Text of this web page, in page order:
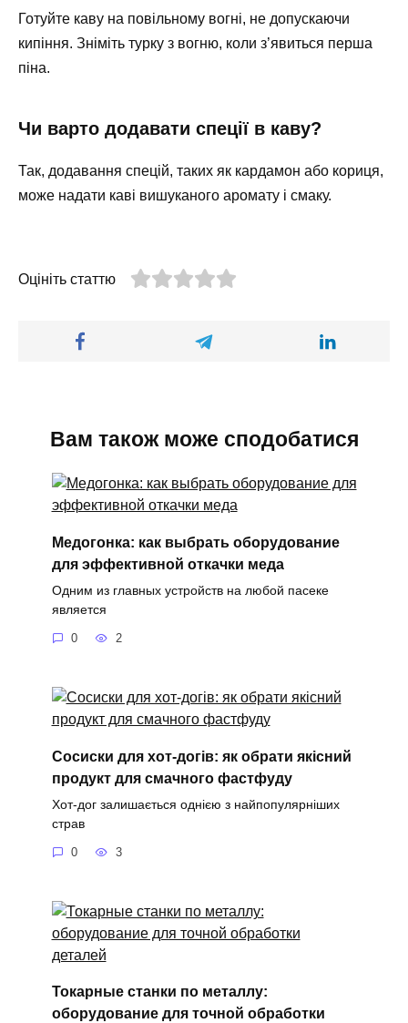
Готуйте каву на повільному вогні, не допускаючи
кипіння. Зніміть турку з вогню, коли з’явиться перша
піна.
Чи варто додавати спеції в каву?
Так, додавання спецій, таких як кардамон або кориця,
може надати каві вишуканого аромату і смаку.
Оцініть статтю
Вам також може сподобатися
Медогонка: как выбрать оборудование
для эффективной откачки меда
Одним из главных устройств на любой пасеке
является
0 2
Сосиски для хот-догів: як обрати якісний
продукт для смачного фастфуду
Хот-дог залишається однією з найпопулярніших
страв
0 3
Токарные станки по металлу:
оборудование для точной обработки